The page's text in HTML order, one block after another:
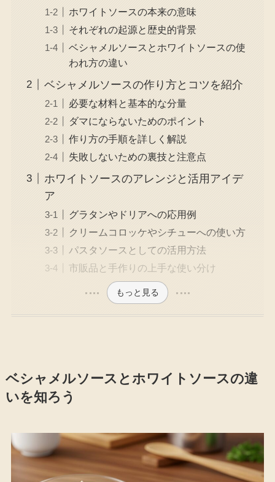
ホワイトソースの本来の意味
それぞれの起源と歴史的背景
ベシャメルソースとホワイトソースの使
われ方の違い
ベシャメルソースの作り方とコツを紹介
必要な材料と基本的な分量
ダマにならないためのポイント
作り方の手順を詳しく解説
失敗しないための裏技と注意点
ホワイトソースのアレンジと活用アイデ
ア
グラタンやドリアへの応用例
クリームコロッケやシチューへの使い方
パスタソースとしての活用方法
市販品と手作りの上手な使い分け
もっと見る
ベシャメルソースとホワイトソースの違
いを知ろう